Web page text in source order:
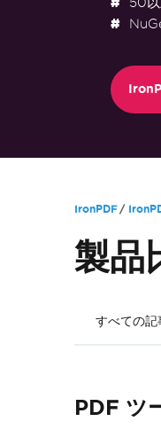
IronPDF
製品
すべての記
PDF ツ